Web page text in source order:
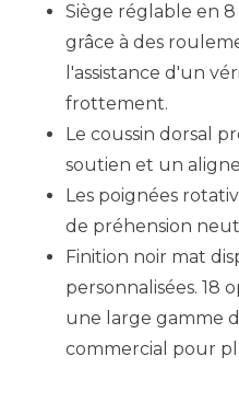
Siège réglable en 8
grâce à des
l'assistance d'un
frottement.
Le coussin dorsal
soutien et un
Les poignées
de préhension
Finition noir mat
personnalisées. 18
une large gamme
commercial pour